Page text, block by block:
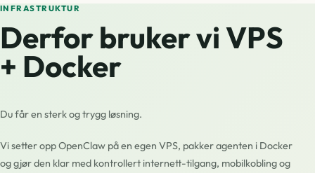
INFRASTRUKTUR
Derfor bruker viVPS
+ Docker
Du får en sterk og trygg løsning.
Vi setter opp OpenClaw på en egen VPS, pakker agenten i Docker
og gjør den klar med kontrollert internett-tilgang, mobilkobling og